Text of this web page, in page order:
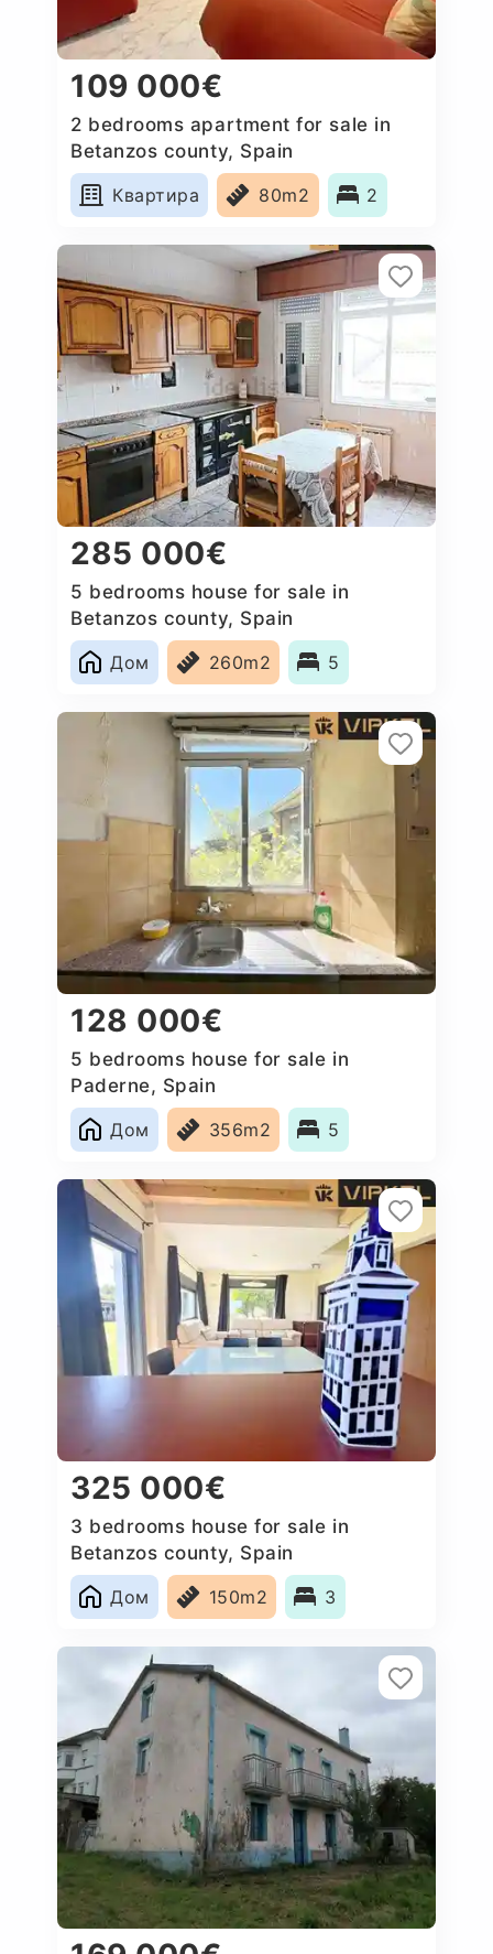
109 000€
2 bedrooms apartment for sale in
Betanzos county, Spain
Квартира
80m2 2
285 000€
5 bedrooms house for sale in
Betanzos county, Spain
Дом
260m2 5
128 000€
5 bedrooms house for sale in
Paderne, Spain
Дом
356m2 5
325 000€
3 bedrooms house for sale in
Betanzos county, Spain
Дом
150m2 3